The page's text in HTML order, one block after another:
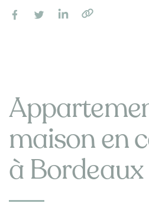
Facebook
TwitterLinkedIn
maison en
à Bordeaux